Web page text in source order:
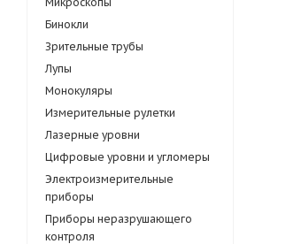
Бинокли
Зрительные трубы
Лупы
Монокуляры
Измерительные рулетки
Лазерные уровни
Цифровые уровни и угломеры
Электроизмерительные
приборы
Приборы неразрушающего
контроля